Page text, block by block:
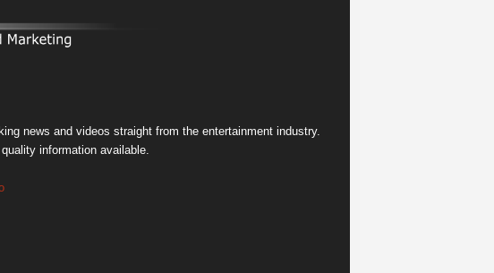
news and videos straight from the entertainment industry.
information available.